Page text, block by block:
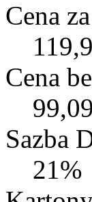
Cena
Cena
Sazba
21%